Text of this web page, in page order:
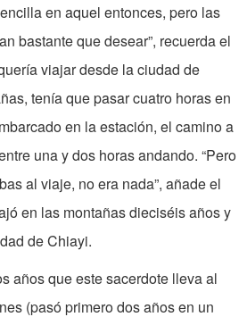
en aquel entonces, pero las
bastante que desear”, recuerda el
viajar desde la ciudad de
tenía que pasar cuatro horas en
en la estación, el camino a
una y dos horas andando. “Pero
al viaje, no era nada”, añade el
en las montañas dieciséis años y
de Chiayi.
años que este sacerdote lleva al
(pasó primero dos años en un